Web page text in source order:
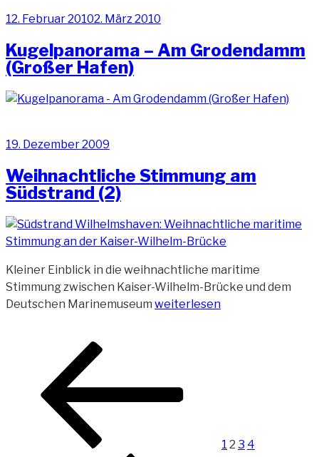
Veröffentlicht
12. Februar 20102. März 2010
Kugelpanorama – Am Grodendamm
(Großer Hafen)
Veröffentlicht
19. Dezember 2009
Weihnachtliche Stimmung am
Südstrand (2)
Kleiner Einblick in die weihnachtliche maritime
Stimmung zwischen Kaiser-Wilhelm-Brücke und dem
Deutschen Marinemuseum „Weihnachtliche
weiterlesen
Beitragsnavigation
1 2 3 4